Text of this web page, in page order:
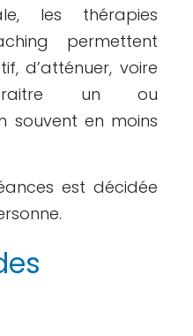
les thérapies
permettent
d’atténuer, voire
un ou
souvent en moins
est décidée